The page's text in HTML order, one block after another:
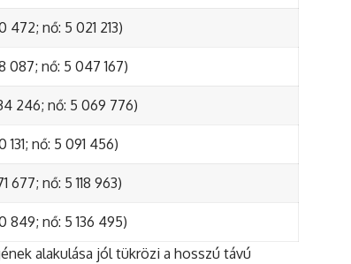
472; nő: 5 021 213)
087; nő: 5 047 167)
246; nő: 5 069 776)
nő: 5 091 456)
nő: 5 118 963)
849; nő: 5 136 495)
alakulása jól tükrözi a hosszú távú